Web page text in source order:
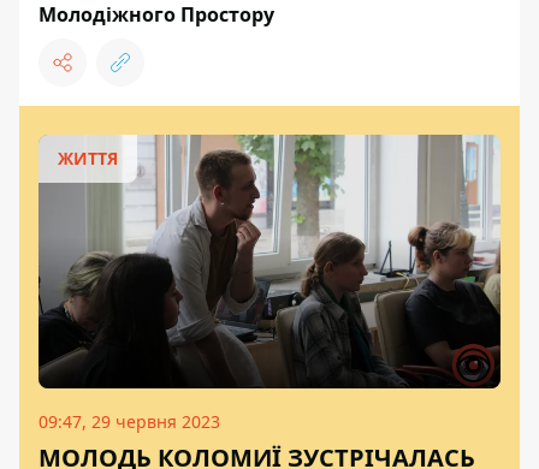
Молодіжного Простору
ЖИТТЯ
09:47, 29 червня 2023
МОЛОДЬ КОЛОМИЇ ЗУСТРІЧАЛАСЬ